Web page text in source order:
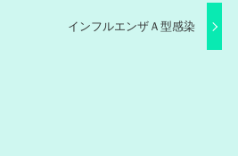
インフルエンザＡ型感染